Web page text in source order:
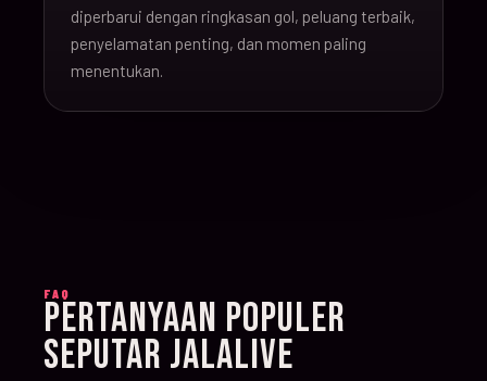
019
16-Jun-
26
20:00 Argentina v Algeria
020 21:00 Austria v Jordan
26
023
17-Jun-
12:00
diperbarui dengan ringkasan gol, peluang terbaik,
penyelamatan penting, dan momen paling
menentukan.
FAQ
PERTANYAAN POPULER
SEPUTAR JALALIVE